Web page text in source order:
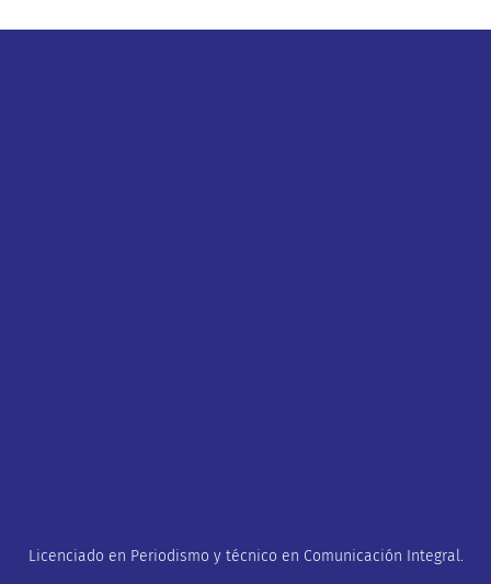
Licenciado en Periodismo y técnico en Comunicación Integral.